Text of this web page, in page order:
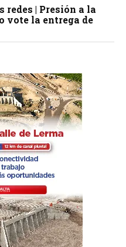
redes | Presión a la
vote la entrega de